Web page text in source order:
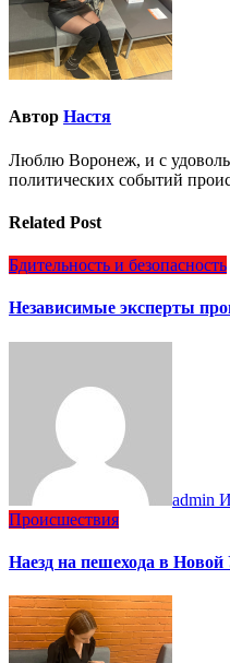
Автор Настя
Люблю Воронеж, и с
политических событий
Related Post
Бдительность и безопасность
Независимые эксперты
admin
Происшествия
Наезд на пешехода в